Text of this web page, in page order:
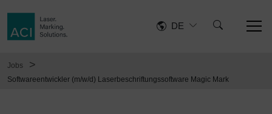
DE
Jobs >
Softwareentwickler (m/w/d) Laserbeschriftungssoftware Magic Mark